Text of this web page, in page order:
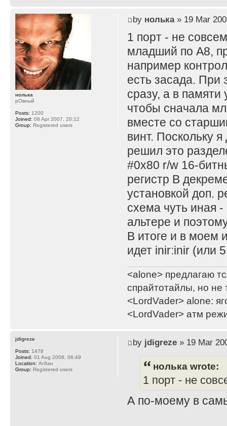
by нолька» 19 Mar
1 порт - не
младший по A8,
например
есть засада. При
сразу, а в
чтобы сначала
вместе со
винт. Поскольку
решил это
#0x80 r/w 16-
регистр B
установкой доп.
схема чуть иная
альтере и
В итоге и в моем
идет inir:inir (или
<alone> предлагаю
спрайтотайлы, но не
<LordVader> alone:
<LordVader> атм
нолька
рОвный
Posts: 1200
Joined: 08 Apr 2007, 20:12
Group: Registered users
by jdigreze» 19 Mar
нолька wrote:
1 порт - не
А по-моему в
jdigreze
Posts: 1478
Joined: 01 Aug 2008, 06:49
Location: Агбан
Group: Registered users